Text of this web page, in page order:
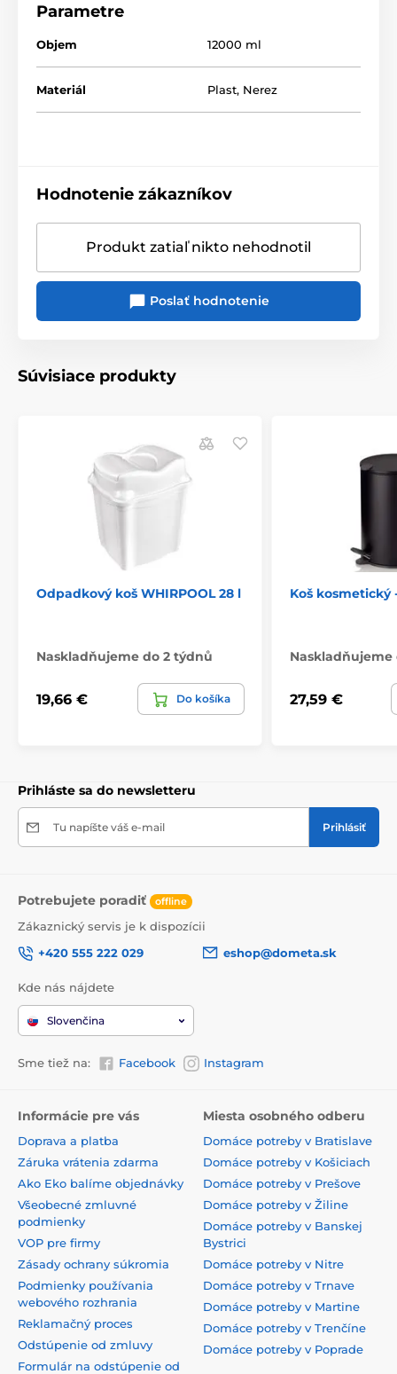
Parametre
Objem 12000 ml
Materiál Plast, Nerez
Hodnotenie zákazníkov
Produkt zatiaľ nikto nehodnotil
Poslať hodnotenie
Súvisiace produkty
Odpadkový koš WHIRPOOL 28 l
Naskladňujeme do 2 týdnů
19,66 € Do košíka
Koš kosmetický
Naskladňujeme
27,59 €
Prihláste sa do newsletteru
Tu napíšte váš e-mail Prihlásiť
Potrebujete poradiť offline
Zákaznický servis je k dispozícii
+420 555 222 029
eshop@dometa.sk
Kde nás nájdete
Slovenčina
Sme tiež na: Facebook Instagram
Informácie pre vás
Doprava a platba
Záruka vrátenia zdarma
Ako Eko balíme objednávky
Všeobecné zmluvné
podmienky
VOP pre firmy
Zásady ochrany súkromia
Podmienky používania
webového rozhrania
Reklamačný proces
Odstúpenie od zmluvy
Formulár na odstúpenie od
Miesta osobného odberu
Domáce potreby v Bratislave
Domáce potreby v Košiciach
Domáce potreby v Prešove
Domáce potreby v Žiline
Domáce potreby v Banskej
Bystrici
Domáce potreby v Nitre
Domáce potreby v Trnave
Domáce potreby v Martine
Domáce potreby v Trenčíne
Domáce potreby v Poprade